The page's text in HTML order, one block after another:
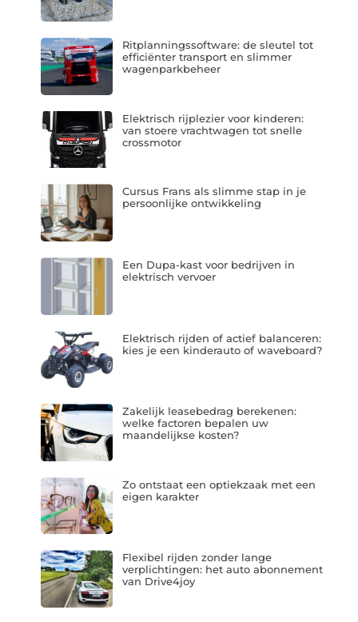
Ritplanningssoftware: de sleutel tot
efficiënter transport en slimmer
wagenparkbeheer
Elektrisch rijplezier voor kinderen:
van stoere vrachtwagen tot snelle
crossmotor
Cursus Frans als slimme stap in je
persoonlijke ontwikkeling
Een Dupa-kast voor bedrijven in
elektrisch vervoer
Elektrisch rijden of actief balanceren:
kies je een kinderauto of waveboard?
Zakelijk leasebedrag berekenen:
welke factoren bepalen uw
maandelijkse kosten?
Zo ontstaat een optiekzaak met een
eigen karakter
Flexibel rijden zonder lange
verplichtingen: het auto abonnement
van Drive4joy